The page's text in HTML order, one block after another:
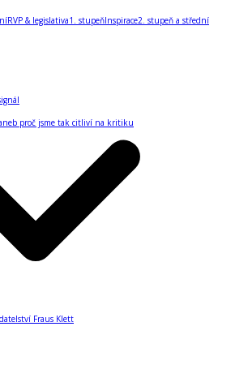
RVP & legislativa1. stupeňInspirace2. stupeň a střední
proč jsme tak citliví na kritiku
Fraus Klett